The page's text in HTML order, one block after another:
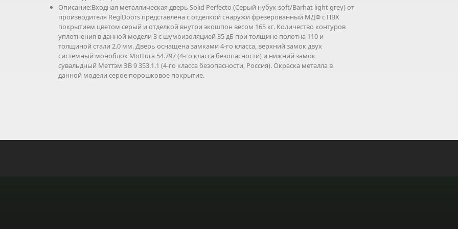
Описание:Входная металлическая дверь Solid Perfecto (Cерый нубук soft/Barhat light grey) от
производителя RegiDoors представлена с отделкой снаружи фрезерованный МДФ с ПВХ
покрытием цветом серый и отделкой внутри экошпон весом 165 кг. Количество контуров
уплотнения в данной модели 3 с шумоизоляцией 35 дБ при толщине полотна 110 и
толщиной стали 2.0 мм. Дверь оснащена замками 4-го класса, верхний замок двух
системный моноблок Mottura 54.797 (4-го класса безопасности) и нижний замок
сувальдный Меттэм ЗВ 9 353.1.1 (4-го класса безопасности, Россия). Окраска металла в
данной модели серое порошковое покрытие.